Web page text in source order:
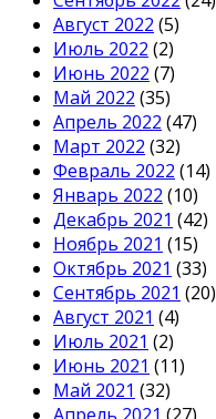
Август 2022 (5)
Июль 2022 (2)
Июнь 2022 (7)
Май 2022 (35)
Апрель 2022 (47)
Март 2022 (32)
Февраль 2022 (14)
Январь 2022 (10)
Декабрь 2021 (42)
Ноябрь 2021 (15)
Октябрь 2021 (33)
Сентябрь 2021 (20)
Август 2021 (4)
Июль 2021 (2)
Июнь 2021 (11)
Май 2021 (32)